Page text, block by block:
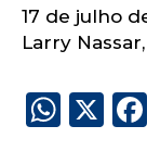
17 de julho
Larry Nassar,
W X